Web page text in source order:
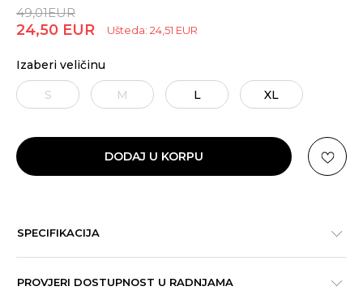
49,01EUR
24,50 EUR Ušteda: 24,51 EUR
Izaberi veličinu
S M L XL
DODAJ U KORPU
SPECIFIKACIJA
PROVJERI DOSTUPNOST U RADNJAMA